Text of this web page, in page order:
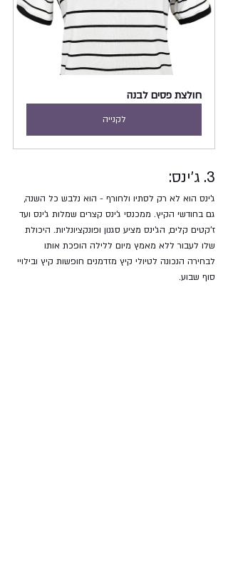
חולצת פסים לבנה
לקנייה
3. ג'ינס:
ג'ינס הוא לא רק לסתיו ולחורף - הוא נלבש כל השנה,
גם בחודשי הקיץ. ממכנסי ג'ינס קצרים שמלות ג'ינס ועד
ז'קטים קלים, הג'ינס מציע סגנון ופונקציונליות. היכולת
שלו לעבור ללא מאמץ מיום ללילה הופכת אותו
לבחירה הנכונה לטיולי קיץ מזדמנים חופשות קיץ ובילויי
סוף שבוע.